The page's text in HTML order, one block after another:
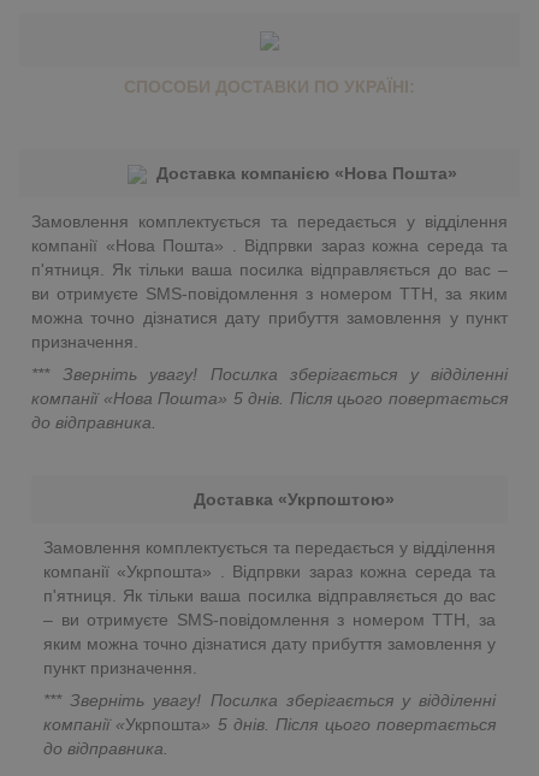
СПОСОБИ ДОСТАВКИ ПО УКРАЇНІ:
Доставка компанією «Нова Пошта»
Замовлення комплектується та передається у відділення
компанії «Нова Пошта» . Відпрвки зараз кожна середа та
п'ятниця. Як тільки ваша посилка відправляється до вас –
ви отримуєте SMS-повідомлення з номером ТТН, за яким
можна точно дізнатися дату прибуття замовлення у пункт
призначення.
*** Зверніть увагу! Посилка зберігається у відділенні
компанії «Нова Пошта» 5 днів. Після цього повертається
до відправника.
Доставка «Укрпоштою»
Замовлення комплектується та передається у відділення
компанії «Укрпошта» . Відпрвки зараз кожна середа та
п'ятниця. Як тільки ваша посилка відправляється до вас
– ви отримуєте SMS-повідомлення з номером ТТН, за
яким можна точно дізнатися дату прибуття замовлення у
пункт призначення.
*** Зверніть увагу! Посилка зберігається у відділенні
компанії «Укрпошта» 5 днів. Після цього повертається
до відправника.